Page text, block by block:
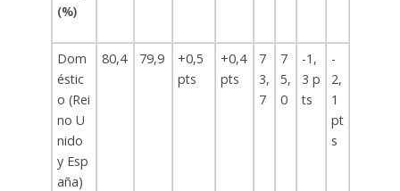
(%)
Dom
éstic
o (Rei
no U
nido
y Esp
aña)
80,4 79,9
+0,5
pts
+0,4
pts
7
3,
7
7
5,
0
-1,
3 p
ts
-
2,
1
pt
s